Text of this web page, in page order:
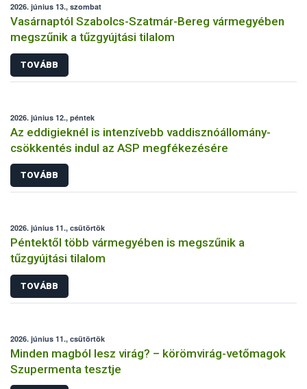
2026. június 13., szombat
Vasárnaptól Szabolcs-Szatmár-Bereg vármegyében
megszűnik a tűzgyújtási tilalom
TOVÁBB
2026. június 12., péntek
Az eddigieknél is intenzívebb vaddisznóállomány-
csökkentés indul az ASP megfékezésére
TOVÁBB
2026. június 11., csütörtök
Péntektől több vármegyében is megszűnik a
tűzgyújtási tilalom
TOVÁBB
2026. június 11., csütörtök
Minden magból lesz virág? – körömvirág-vetőmagok
Szupermenta tesztje